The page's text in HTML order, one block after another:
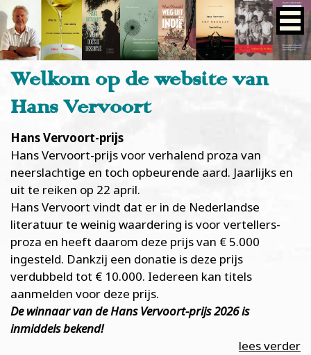
Welkom op de website van
Hans Vervoort
Hans Vervoort-prijs
Hans Vervoort-prijs voor verhalend proza van
neerslachtige en toch opbeurende aard. Jaarlijks en
uit te reiken op 22 april.
Hans Vervoort vindt dat er in de Nederlandse
literatuur te weinig waardering is voor vertellers-
proza en heeft daarom deze prijs van € 5.000
ingesteld. Dankzij een donatie is deze prijs
verdubbeld tot € 10.000. Iedereen kan titels
aanmelden voor deze prijs.
De winnaar van de Hans Vervoort-prijs 2026 is
inmiddels bekend!
lees verder